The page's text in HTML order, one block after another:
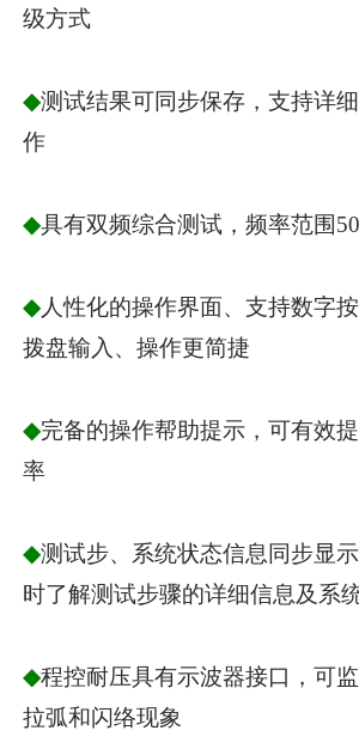
级方式
◆测试结果可同步保存，支持详
作
◆具有双频综合测试，频率范围
◆人性化的操作界面、支持数字
拨盘输入、操作更简捷
◆完备的操作帮助提示，可有效
率
◆测试步、系统状态信息同步显
时了解测试步骤的详细信息及系
◆程控耐压具有示波器接口，可
拉弧和闪络现象